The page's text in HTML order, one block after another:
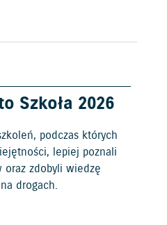
Szkoła 2026
podczas których
lepiej poznali
zdobyli wiedzę
drogach.